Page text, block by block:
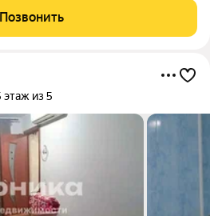
металлическая входная
Позвонить
этаж из 5